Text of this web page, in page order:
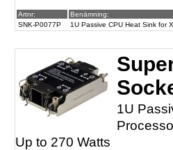
Artnr:
Benämning:
SNK-P0077P
1U Passive CPU Heat Sink for
1U
Up to 270 Watts